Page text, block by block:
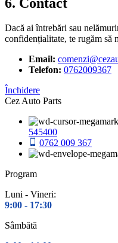
Dacă ai întrebări sau
confidențialitate, te rugăm să
Email:
Telefon: 0762009367
Închidere
Cez Auto Parts
545400
0762 009 367
Program
Luni - Vineri:
9:00 - 17:30
Sâmbătă